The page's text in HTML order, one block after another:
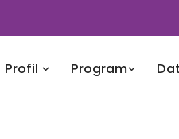
Profil Program